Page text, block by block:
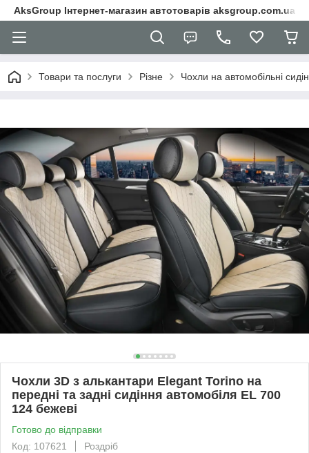
AksGroup Інтернет-магазин автотоварів aksgroup.com.ua
Товари та послуги Різне Чохли на автомобільні
Чохли 3D з алькантари Elegant Torino на
передні та задні сидіння автомобіля EL 700
124 бежеві
Готово до відправки
Код: 107621
Роздріб